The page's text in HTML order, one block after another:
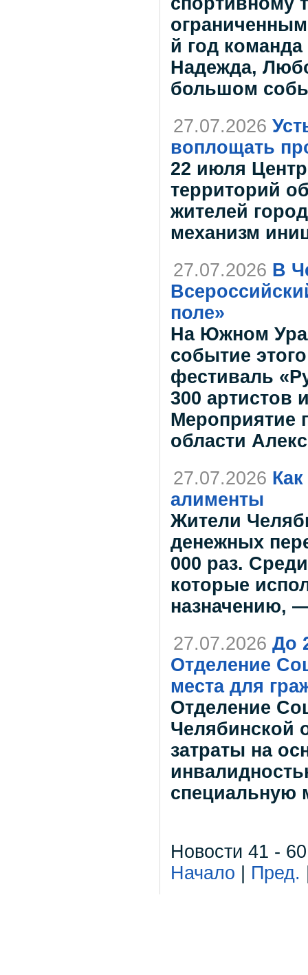
й год
Надежда,
большом
27.07.2026
воплощать
22 июля
территорий
жителей
механизм
27.07.2026 В
поле»
На Южном
событие
фестиваль
300 артистов
Мероприятие
области
27.07.2026
алименты
Жители
денежных
000 раз.
которые
назначению,
27.07.2026 До
Отделение
места для
Отделение
Челябинской
затраты на
специальную
Новости 41 -
Начало
Пред.